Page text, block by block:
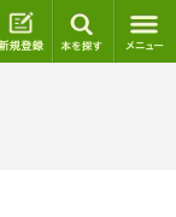
ログイン 新規登録